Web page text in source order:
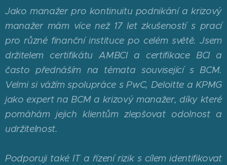
Jako manažer pro kontinuitu podnikání a krizový
manažer mám více než 17 let zkušeností s prací
pro různé finanční instituce po celém světě. Jsem
držitelem certifikátu AMBCI a certifikace BCI a
často přednáším na témata související s BCM.
Velmi si vážím spolupráce s PwC, Deloitte a KPMG
jako expert na BCM a krizový manažer, díky které
pomáhám jejich klientům zlepšovat odolnost a
udržitelnost.
Podporuji také IT a řízení rizik s cílem identifikovat